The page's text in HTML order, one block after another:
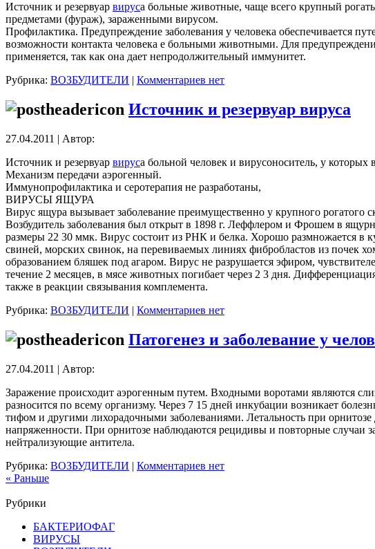
Источник и резервуар вируса больные животные, чаще всего крупный
предметами (фураж), зараженными вирусом.
Профилактика. Предупреждение заболевания у человека обеспечивается
возможности контакта человека е больными животными. Для
применяется, так как она дает непродолжительный иммунитет.
Рубрика: ВОЗБУДИТЕЛИ | Комментариев нет
Источник и резервуар вируса
27.04.2011 | Автор:
Источник и резервуар вируса больной человек и вирусоноситель, у
Механизм передачи аэрогенный.
Иммунопрофилактика и серотерапия не разработаны,
ВИРУСЫ ЯЩУРА
Вирус ящура вызывает заболевание преимущественно у крупного рогатого
Возбудитель заболевания был открыт в 1898 г. Леффлером и Фрошем в
размеры 22 30 ммк. Вирус состоит из РНК и белка. Хорошо размножается в
свиней, морских свинок, на перевиваемых линиях фибробластов из почек
образованием бляшек под агаром. Вирус не разрушается эфиром,
течение 2 месяцев, в мясе животных погибает через 2 3 дня.
также в реакции связывания комплемента.
Рубрика: ВОЗБУДИТЕЛИ | Комментариев нет
Патогенез и заболевание у
27.04.2011 | Автор:
Заражение происходит аэрогенным путем. Входными воротами являются
разносится по всему организму. Через 7 15 дней инкубации возникает
тифом и другими лихорадочными заболеваниями. Летальность при
напряженности. При орнитозе наблюдаются рецидивы и повторные случаи
нейтрализующие антитела.
Рубрика: ВОЗБУДИТЕЛИ | Комментариев нет
« Раньше
Рубрики
БАКТЕРИОФАГ
ВИРУСЫ